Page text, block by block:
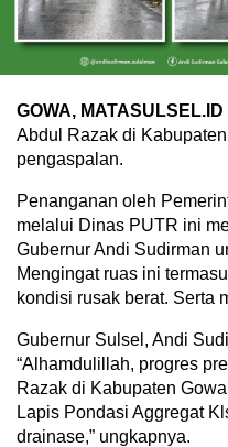
GOWA, MATASULSEL.ID
Abdul Razak di
pengaspalan.
Penanganan oleh
melalui Dinas PUTR ini
Gubernur Andi Sudirman
Mengingat ruas ini
kondisi rusak berat. Serta
Gubernur Sulsel, Andi
“Alhamdulillah, progres
Razak di Kabupaten
Lapis Pondasi Aggregat
drainase,” ungkapnya.